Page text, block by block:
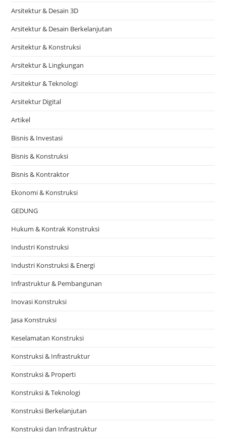
Arsitektur & Desain 3D
Arsitektur & Desain Berkelanjutan
Arsitektur & Konstruksi
Arsitektur & Lingkungan
Arsitektur & Teknologi
Arsitektur Digital
Artikel
Bisnis & Investasi
Bisnis & Konstruksi
Bisnis & Kontraktor
Ekonomi & Konstruksi
GEDUNG
Hukum & Kontrak Konstruksi
Industri Konstruksi
Industri Konstruksi & Energi
Infrastruktur & Pembangunan
Inovasi Konstruksi
Jasa Konstruksi
Keselamatan Konstruksi
Konstruksi & Infrastruktur
Konstruksi & Properti
Konstruksi & Teknologi
Konstruksi Berkelanjutan
Konstruksi dan Infrastruktur